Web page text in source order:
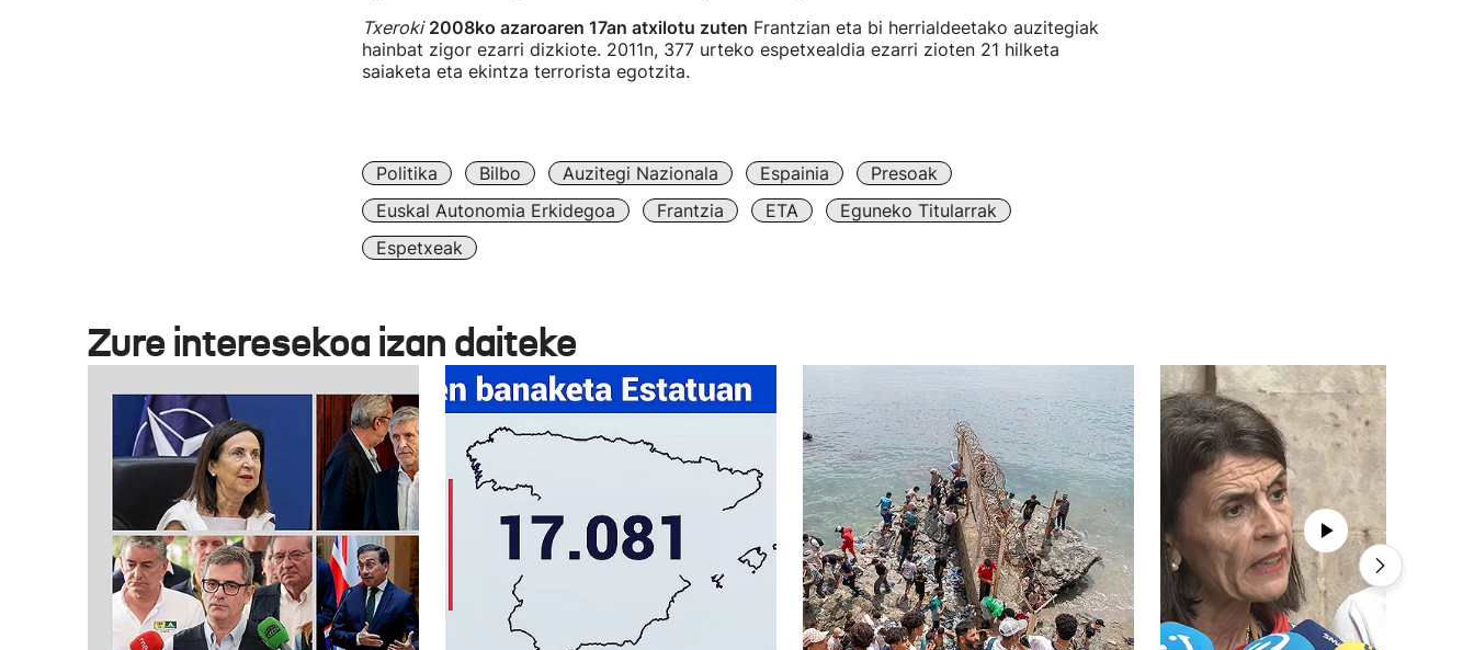
Txeroki 2008ko azaroaren 17an atxilotu zuten Frantzian eta bi herrialdeetako auzitegiak
hainbat zigor ezarri dizkiote. 2011n, 377 urteko espetxealdia ezarri zioten 21 hilketa
saiaketa eta ekintza terrorista egotzita.
Politika Bilbo Auzitegi Nazionala Espainia
Presoak
Euskal Autonomia Erkidegoa
Frantzia ETA
Eguneko Titularrak
Espetxeak
Zure interesekoa izan daiteke